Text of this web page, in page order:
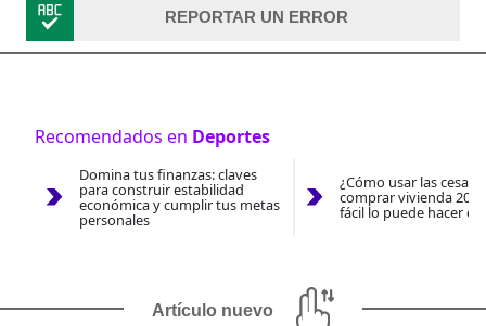
REPORTAR UN ERROR
Recomendados en Deportes
Domina tus finanzas: claves
para construir estabilidad
económica y cumplir tus metas
personales
¿Cómo usar las
comprar vivienda
fácil lo puede hacer
Artículo nuevo